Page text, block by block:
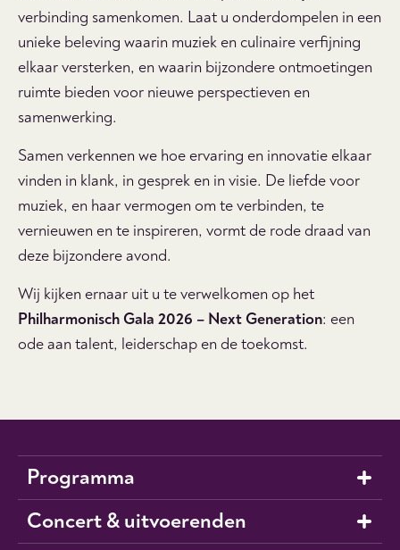
verbinding samenkomen. Laat u onderdompelen in een
unieke beleving waarin muziek en culinaire verfijning
elkaar versterken, en waarin bijzondere ontmoetingen
ruimte bieden voor nieuwe perspectieven en
samenwerking.
Samen verkennen we hoe ervaring en innovatie elkaar
vinden in klank, in gesprek en in visie. De liefde voor
muziek, en haar vermogen om te verbinden, te
vernieuwen en te inspireren, vormt de rode draad van
deze bijzondere avond.
Wij kijken ernaar uit u te verwelkomen op het
Philharmonisch Gala 2026 – Next Generation: een
ode aan talent, leiderschap en de toekomst.
Programma
Concert & uitvoerenden